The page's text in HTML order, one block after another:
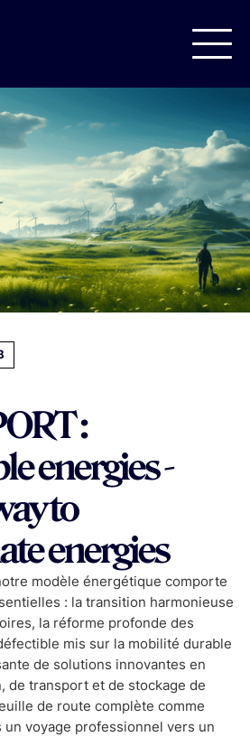
:
energies -
to
energies
modèle énergétique comporte
: la transition harmonieuse
la réforme profonde des
mis sur la mobilité durable
de solutions innovantes en
de transport et de stockage de
de route complète comme
voyage professionnel vers un